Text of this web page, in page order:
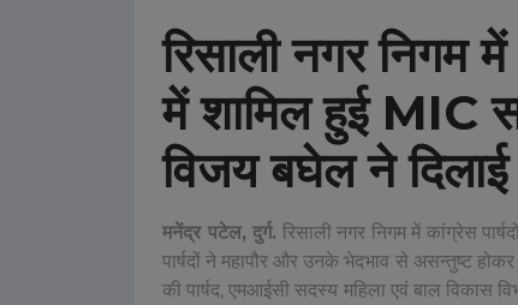
रिसाली नगर निगम
में शामिल हुई MIC
विजय बघेल ने
मनेंद्र पटेल, दुर्ग. रिसाली नगर निगम में कांग्रेस
पार्षदों ने महापौर और उनके भेदभाव से असन्तुष्ट
की पार्षद, एमआईसी सदस्य महिला एवं बाल विकास